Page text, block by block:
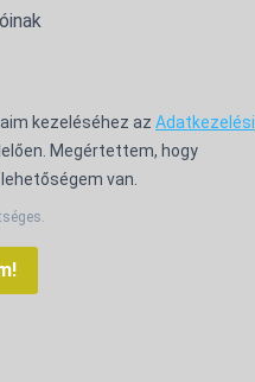
kezeléséhez az Adatkezelési
Megértettem, hogy
van.